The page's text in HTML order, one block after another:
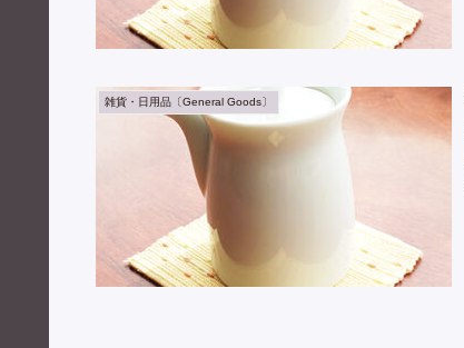
雑貨・日用品〔General Goods〕